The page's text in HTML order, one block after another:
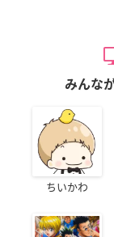
みんな
ちいかわ